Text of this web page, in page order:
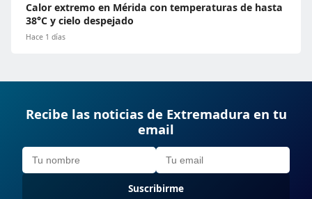
Calor extremo en Mérida con temperaturas de hasta
38°C y cielo despejado
Hace 1 días
Recibe las noticias de Extremadura en tu
email
Suscribirme